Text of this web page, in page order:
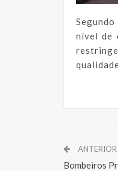
nível de
ANTERIOR
Bombeiros